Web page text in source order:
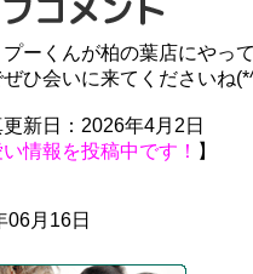
ーくんが柏の葉店にやっ
ひ会いに来てくださいね
新日：2026年4月2日
情報を投稿中です！ 】
06月16日